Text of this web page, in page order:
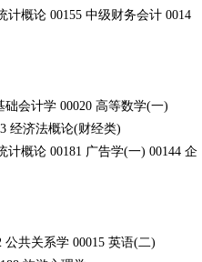
概论 00155 中级财务会计 0014
础会计学 00020 高等数学(一)
经济法概论(财经类)
概论 00181 广告学(一) 00144 企
公共关系学 00015 英语(二)